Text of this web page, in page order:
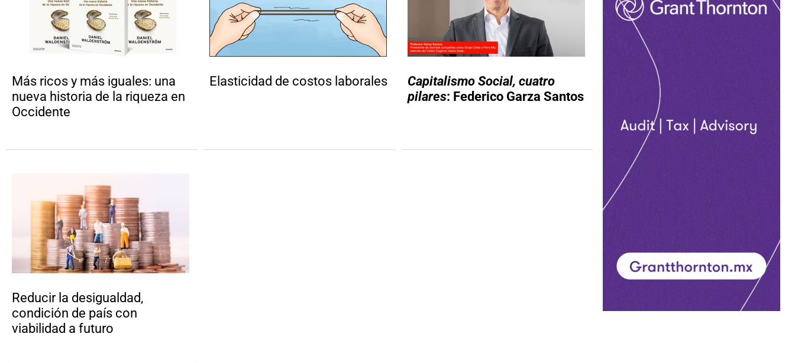
Más ricos y más iguales: una
nueva historia de la riqueza en
Occidente
Elasticidad de costos laborales
Capitalismo Social, cuatro
pilares: Federico Garza Santos
Reducir la desigualdad,
condición de país con
viabilidad a futuro